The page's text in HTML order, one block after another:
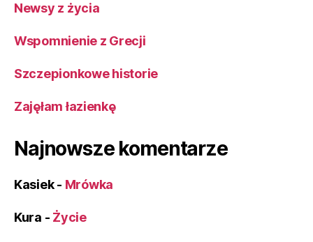
Newsy z życia
Wspomnienie z Grecji
Szczepionkowe historie
Zajęłam łazienkę
Najnowsze komentarze
Kasiek- Mrówka
Kura - Życie